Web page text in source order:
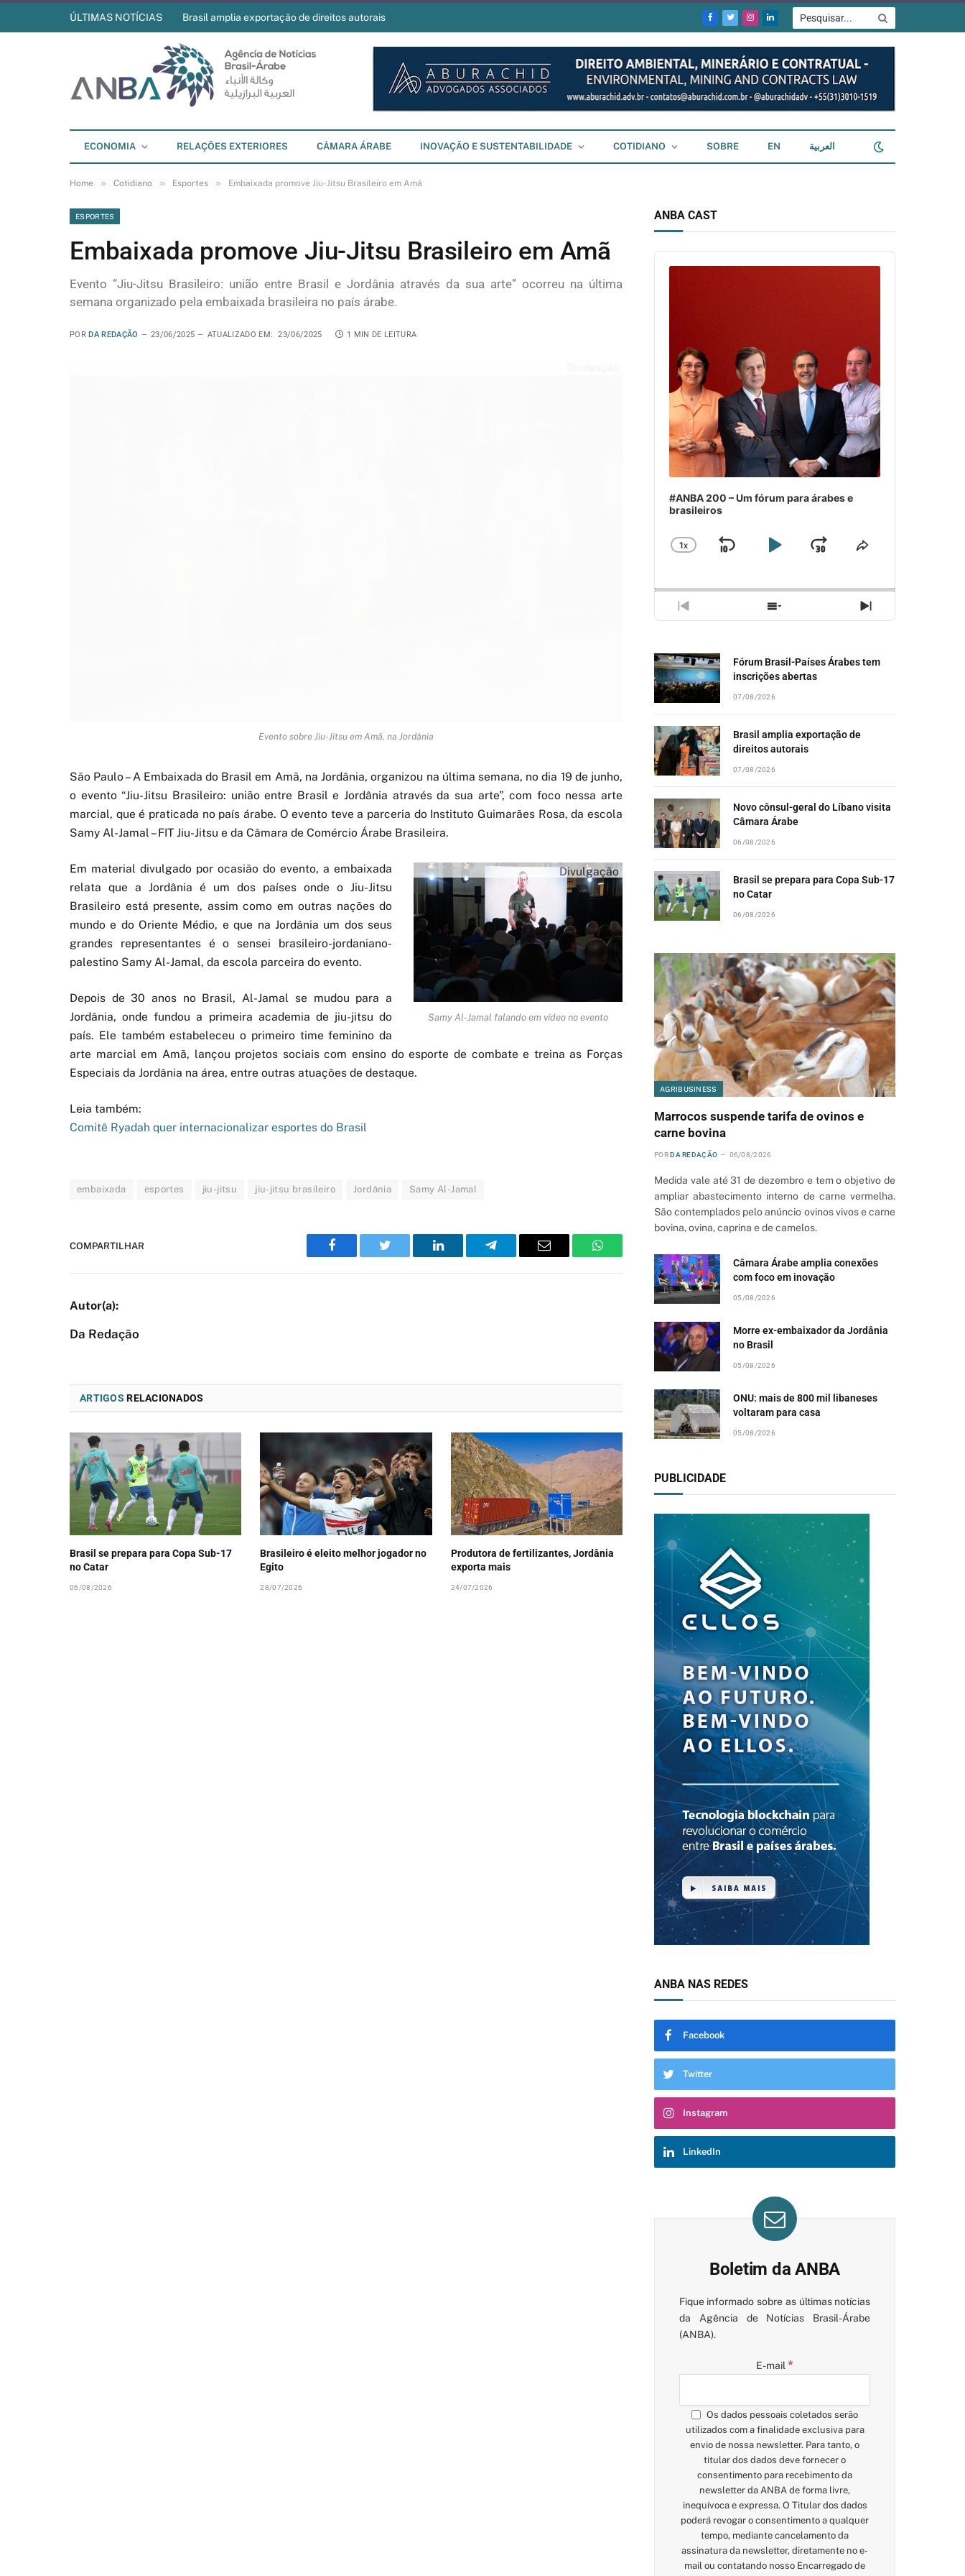
ÚLTIMAS NOTÍCIAS Brasil amplia exportação de direitos autorais
Facebook
TwitterInstagram
LinkedIn
ECONOMIA RELAÇÕES EXTERIORES CÂMARA ÁRABE INOVAÇÃO E SUSTENTABILIDADE COTIDIANO SOBRE EN العربية
Home » Cotidiano » Esportes » Embaixada promove Jiu-Jitsu Brasileiro em Amã
ESPORTES
Embaixada promove Jiu-Jitsu Brasileiro em Amã
Evento “Jiu-Jitsu Brasileiro: união entre Brasil e Jordânia através da sua arte” ocorreu na última
semana organizado pela embaixada brasileira no país árabe.
POR DA REDAÇÃO 23/06/2025 ATUALIZADO EM: 23/06/2025 1 MIN DE LEITURA
Evento sobre Jiu-Jitsu em Amã, na Jordânia
São Paulo – A Embaixada do Brasil em Amã, na Jordânia, organizou na última semana, no dia 19 de junho,
o evento “Jiu-Jitsu Brasileiro: união entre Brasil e Jordânia através da sua arte”, com foco nessa arte
marcial, que é praticada no país árabe. O evento teve a parceria do Instituto Guimarães Rosa, da escola
Samy Al-Jamal – FIT Jiu-Jitsu e da Câmara de Comércio Árabe Brasileira.
Divulgação
Samy Al-Jamal falando em vídeo no evento
Em material divulgado por ocasião do evento, a embaixada
relata que a Jordânia é um dos países onde o Jiu-Jitsu
Brasileiro está presente, assim como em outras nações do
mundo e do Oriente Médio, e que na Jordânia um dos seus
grandes representantes é o sensei brasileiro-jordaniano-
palestino Samy Al-Jamal, da escola parceira do evento.
Depois de 30 anos no Brasil, Al-Jamal se mudou para a
Jordânia, onde fundou a primeira academia de jiu-jitsu do
país. Ele também estabeleceu o primeiro time feminino da
arte marcial em Amã, lançou projetos sociais com ensino do esporte de combate e treina as Forças
Especiais da Jordânia na área, entre outras atuações de destaque.
Leia também:
Comitê Ryadah quer internacionalizar esportes do Brasil
embaixada esportes jiu-jitsu jiu-jitsu brasileiro Jordânia Samy Al-Jamal
COMPARTILHAR
Facebook Twitter LinkedIn Telegram Email WhatsApp
Da Redação
ARTIGOS RELACIONADOS
Brasil se prepara para Copa Sub-17
no Catar
06/08/2026
Brasileiro é eleito melhor jogador no
Egito
28/07/2026
Produtora de fertilizantes, Jordânia
exporta mais
24/07/2026
ANBA CAST
Audio
Player
#ANBA 200 – Um fórum para árabes e
brasileiros
CHANGE
1X
SKIPPLAYJUMP
PREVIOUS
EPISODE
SHOW
EPISODES
NEXT
EPISODE
Fórum Brasil-Países Árabes tem
inscrições abertas
07/08/2026
Brasil amplia exportação de
direitos autorais
07/08/2026
Novo cônsul-geral do Líbano visita
Câmara Árabe
06/08/2026
Brasil se prepara para Copa Sub-17
no Catar
06/08/2026
AGRIBUSINESS
Marrocos suspende tarifa de ovinos e
carne bovina
POR DA REDAÇÃO 06/08/2026
Medida vale até 31 de dezembro e tem o objetivo de
ampliar abastecimento interno de carne vermelha.
São contemplados pelo anúncio ovinos vivos e carne
bovina, ovina, caprina e de camelos.
Câmara Árabe amplia conexões
com foco em inovação
05/08/2026
Morre ex-embaixador da Jordânia
no Brasil
05/08/2026
ONU: mais de 800 mil libaneses
voltaram para casa
05/08/2026
PUBLICIDADE
ANBA NAS REDES
Facebook
Twitter
Instagram
LinkedIn
Boletim da ANBA
Fique informado sobre as últimas notícias
da Agência de Notícias Brasil-Árabe
(ANBA).
E-mail *
Os dados pessoais coletados serão
utilizados com a finalidade exclusiva para
envio de nossa newsletter. Para tanto, o
titular dos dados deve fornecer o
consentimento para recebimento da
newsletter da ANBA de forma livre,
inequívoca e expressa. O Titular dos dados
poderá revogar o consentimento a qualquer
tempo, mediante cancelamento da
assinatura da newsletter, diretamente no e-
mail ou contatando nosso Encarregado de